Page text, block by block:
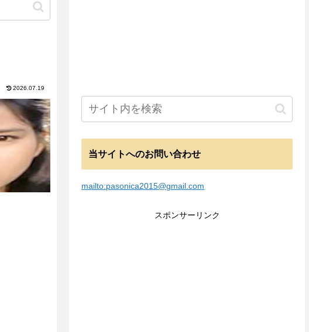
2026.07.19
当サイトへのお問い合わせ
mailto:pasonica2015@gmail.com
スポンサーリンク